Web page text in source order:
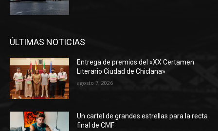
ÚLTIMAS NOTICIAS
Entrega de premios del «XX Certamen
Literario Ciudad de Chiclana»
agosto 7, 2026
Un cartel de grandes estrellas para la recta
final de CMF